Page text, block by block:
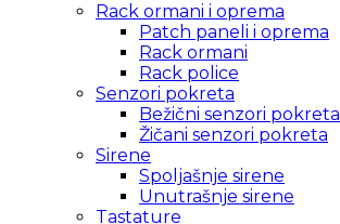
Rack ormani i oprema
Patch paneli i oprema
Rack ormani
Rack police
Senzori pokreta
Bežični senzori pokreta
Žičani senzori pokreta
Sirene
Spoljašnje sirene
Unutrašnje sirene
Tastature